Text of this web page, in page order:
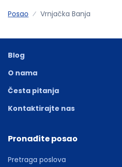
Posao Vrnjačka Banja
Blog
O nama
Česta pitanja
Kontaktirajte nas
Pronađite posao
Pretraga poslova